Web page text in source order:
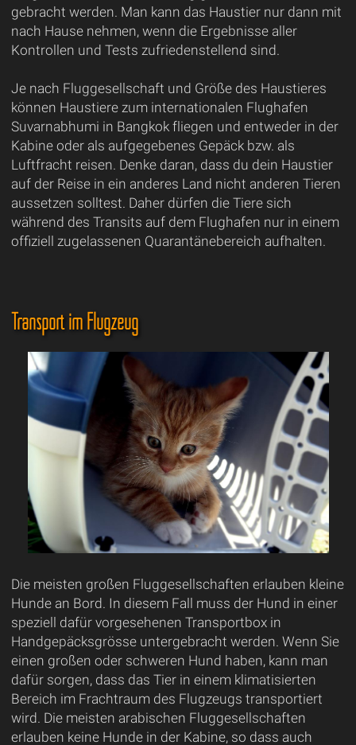
gebracht werden. Man kann das Haustier nur dann mit
nach Hause nehmen, wenn die Ergebnisse aller
Kontrollen und Tests zufriedenstellend sind.
Je nach Fluggesellschaft und Größe des Haustieres
können Haustiere zum internationalen Flughafen
Suvarnabhumi in Bangkok fliegen und entweder in der
Kabine oder als aufgegebenes Gepäck bzw. als
Luftfracht reisen. Denke daran, dass du dein Haustier
auf der Reise in ein anderes Land nicht anderen Tieren
aussetzen solltest. Daher dürfen die Tiere sich
während des Transits auf dem Flughafen nur in einem
offiziell zugelassenen Quarantänebereich aufhalten.
Transport im Flugzeug
Die meisten großen Fluggesellschaften erlauben kleine
Hunde an Bord. In diesem Fall muss der Hund in einer
speziell dafür vorgesehenen Transportbox in
Handgepäcksgrösse untergebracht werden. Wenn Sie
einen großen oder schweren Hund haben, kann man
dafür sorgen, dass das Tier in einem klimatisierten
Bereich im Frachtraum des Flugzeugs transportiert
wird. Die meisten arabischen Fluggesellschaften
erlauben keine Hunde in der Kabine, so dass auch